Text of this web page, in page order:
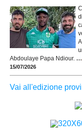
Abdoulaye Papa Ndiour. ...
15/07/2026
Vai all'edizione